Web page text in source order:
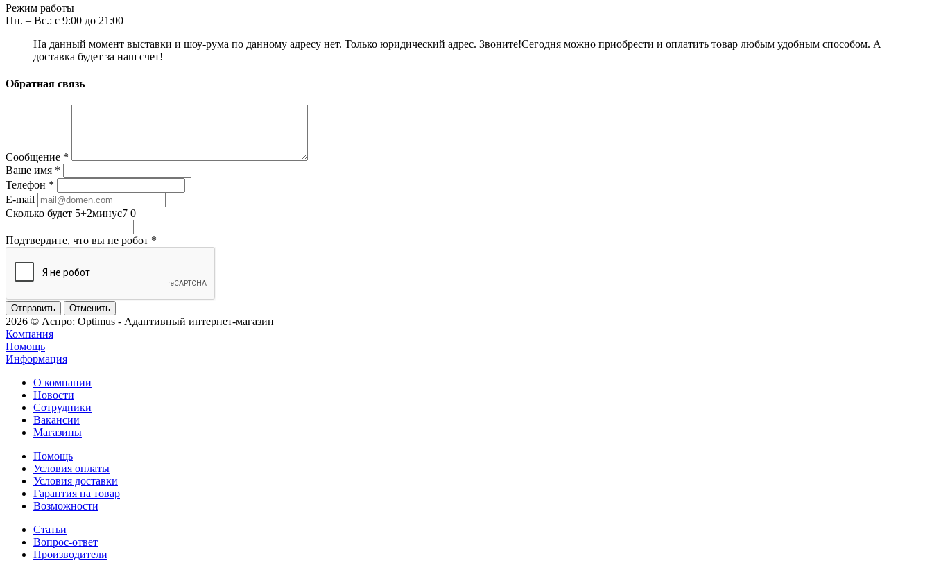
Режим работы
Пн. – Вс.: с 9:00 до 21:00
На данный момент выставки и шоу-рума по данному адресу нет. Только юридический адрес. Звоните!Сегодня можно приобрести и оплатить товар любым удобным способом. А
доставка будет за наш счет!
Обратная связь
Сообщение *
Ваше имя *
Телефон *
E-mail
Сколько будет 5+2минус7 0
Подтвердите, что вы не робот *
Отменить
2026 © Аспро: Optimus - Адаптивный интернет-магазин
Компания
Помощь
Информация
О компании
Новости
Сотрудники
Вакансии
Магазины
Помощь
Условия оплаты
Условия доставки
Гарантия на товар
Возможности
Статьи
Вопрос-ответ
Производители